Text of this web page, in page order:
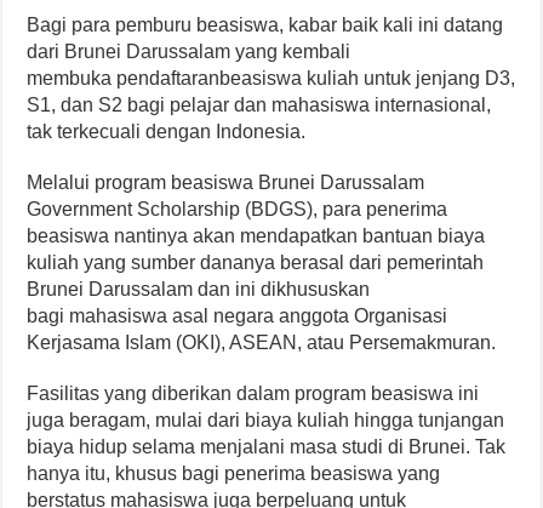
Bagi para pemburu beasiswa, kabar baik kali ini datang
dari Brunei Darussalam yang kembali
membuka pendaftaranbeasiswa kuliah untuk jenjang D3,
S1, dan S2 bagi pelajar dan mahasiswa internasional,
tak terkecuali dengan Indonesia.
Melalui program beasiswa Brunei Darussalam
Government Scholarship (BDGS), para penerima
beasiswa nantinya akan mendapatkan bantuan biaya
kuliah yang sumber dananya berasal dari pemerintah
Brunei Darussalam dan ini dikhususkan
bagi mahasiswa asal negara anggota Organisasi
Kerjasama Islam (OKI), ASEAN, atau Persemakmuran.
Fasilitas yang diberikan dalam program beasiswa ini
juga beragam, mulai dari biaya kuliah hingga tunjangan
biaya hidup selama menjalani masa studi di Brunei. Tak
hanya itu, khusus bagi penerima beasiswa yang
berstatus mahasiswa juga berpeluang untuk